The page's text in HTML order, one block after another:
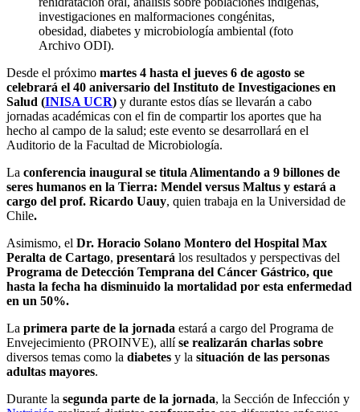
investigaciones en malformaciones congénitas,
obesidad, diabetes y microbiología ambiental (foto
Archivo ODI).
Desde el próximo martes 4 hasta el jueves 6 de agosto se
celebrará el 40 aniversario del Instituto de Investigaciones en
Salud (INISA UCR) y durante estos días se llevarán a cabo
jornadas académicas con el fin de compartir los aportes que ha
hecho al campo de la salud; este evento se desarrollará en el
Auditorio de la Facultad de Microbiología.
La conferencia inaugural se titula Alimentando a 9 billones de
seres humanos en la Tierra: Mendel versus Maltus y estará a
cargo del prof. Ricardo Uauy, quien trabaja en la Universidad de
Chile.
Asimismo, el Dr. Horacio Solano Montero del Hospital Max
Peralta de Cartago, presentará los resultados y perspectivas del
Programa de Detección Temprana del Cáncer Gástrico, que
hasta la fecha ha disminuido la mortalidad por esta enfermedad
en un 50%.
La primera parte de la jornada estará a cargo del Programa de
Envejecimiento (PROINVE), allíse realizarán charlas sobre
diversos temas como la diabetes y la situación de las personas
adultas mayores.
Durante la segunda parte de la jornada, la Sección de Infección y